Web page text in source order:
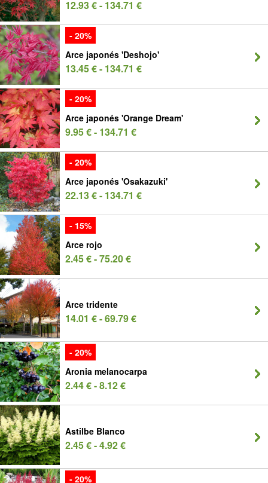
12.93 € - 134.71 €
- 20%
Arce japonés 'Deshojo'
13.45 € - 134.71 €
- 20%
Arce japonés 'Orange Dream'
9.95 € - 134.71 €
- 20%
Arce japonés 'Osakazuki'
22.13 € - 134.71 €
- 15%
Arce rojo
2.45 € - 75.20 €
Arce tridente
14.01 € - 69.79 €
- 20%
Aronia melanocarpa
2.44 € - 8.12 €
Astilbe Blanco
2.45 € - 4.92 €
- 20%